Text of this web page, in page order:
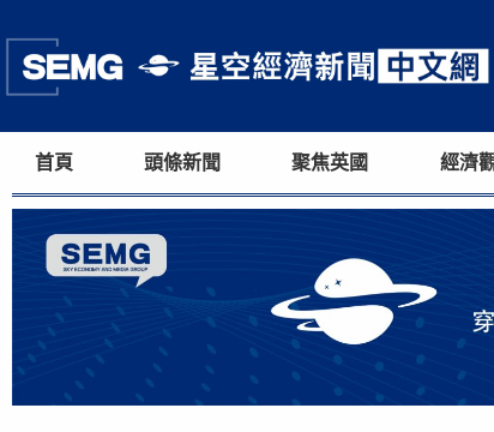
首頁 頭條新聞 聚焦英國 經濟